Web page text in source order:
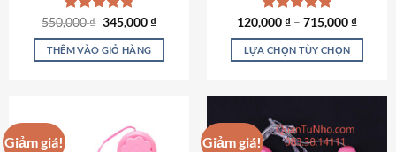
Được xếp
hạng4.81
5 sao
550,000₫ Giá
là:
550,000 ₫.
345,000₫Giá
tại
THÊM VÀO GIỎ HÀNG
Được xếp
hạng4.85
5 sao
120,000₫ – 715,000₫
LỰA CHỌN TÙY CHỌN
có
nhiều
Giảm giá! Giảm giá!